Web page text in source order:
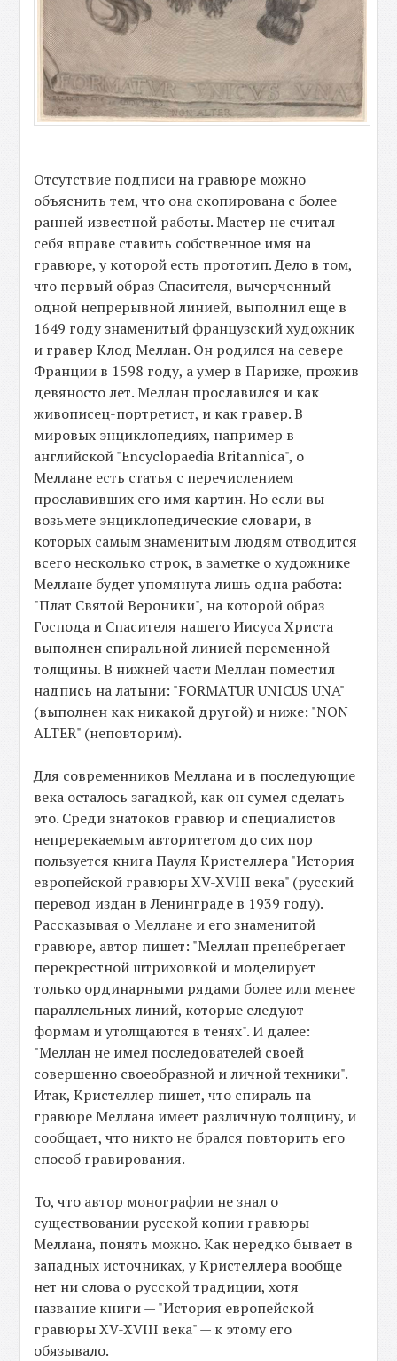
Отсутствие подписи на гравюре можно
объяснить тем, что она скопирована с более
ранней известной работы. Мастер не считал
себя вправе ставить собственное имя на
гравюре, у которой есть прототип. Дело в том,
что первый образ Спасителя, вычерченный
одной непрерывной линией, выполнил еще в
1649 году знаменитый французский художник
и гравер Клод Меллан. Он родился на севере
Франции в 1598 году, а умер в Париже, прожив
девяносто лет. Меллан прославился и как
живописец-портретист, и как гравер. В
мировых энциклопедиях, например в
английской "Encyclopaedia Britannica", о
Меллане есть статья с перечислением
прославивших его имя картин. Но если вы
возьмете энциклопедические словари, в
которых самым знаменитым людям отводится
всего несколько строк, в заметке о художнике
Меллане будет упомянута лишь одна работа:
"Плат Святой Верoники", на которой образ
Господа и Спасителя нашего Иисуса Христа
выполнен спиральной линией переменной
толщины. В нижней части Меллан поместил
надпись на латыни: "FORMATUR UNICUS UNA"
(выполнен как никакой другой) и ниже: "NON
ALTER" (неповторим).
Для современников Меллана и в последующие
века осталось загадкой, как он сумел сделать
это. Среди знатоков гравюр и специалистов
непререкаемым авторитетом до сих пор
пользуется книга Пауля Кристеллера "История
европейской гравюры XV-XVIII века" (русский
перевод издан в Ленинграде в 1939 году).
Рассказывая о Меллане и его знаменитой
гравюре, автор пишет: "Меллан пренебрегает
перекрестной штриховкой и моделирует
только ординарными рядами более или менее
параллельных линий, которые следуют
формам и утолщаются в тенях". И далее:
"Меллан не имел последователей своей
совершенно своеобразной и личной техники".
Итак, Кристеллер пишет, что спираль на
гравюре Меллана имеет различную толщину, и
сообщает, что никто не брался повторить его
способ гравирования.
То, что автор монографии не знал о
существовании русской копии гравюры
Меллана, понять можно. Как нередко бывает в
западных источниках, у Кристеллера вообще
нет ни слова о русской традиции, хотя
название книги — "История европейской
гравюры XV-XVIII века" — к этому его
обязывало.